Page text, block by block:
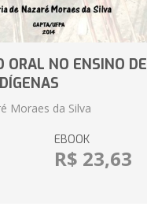
ORAL NO ENSINO DE
Moraes da Silva
EBOOK
R$ 23,63